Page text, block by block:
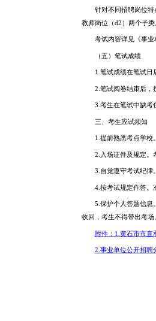
针对不同招聘岗位
教师岗位（d2）两个子类
考试内容详见《事业
（五）笔试成绩
1.笔试成绩在笔试日
2.笔试阅卷结束后，
3.考生在笔试中缺考
三、考生应试须知
1.提前熟悉考点学校
2.入场证件及规定。
3.自觉遵守考试纪律
4.按考试规定作答。
5.保护个人答题信息
收回，考生不得带出考
附件：1.黄石市市直
2.事业单位公开招聘